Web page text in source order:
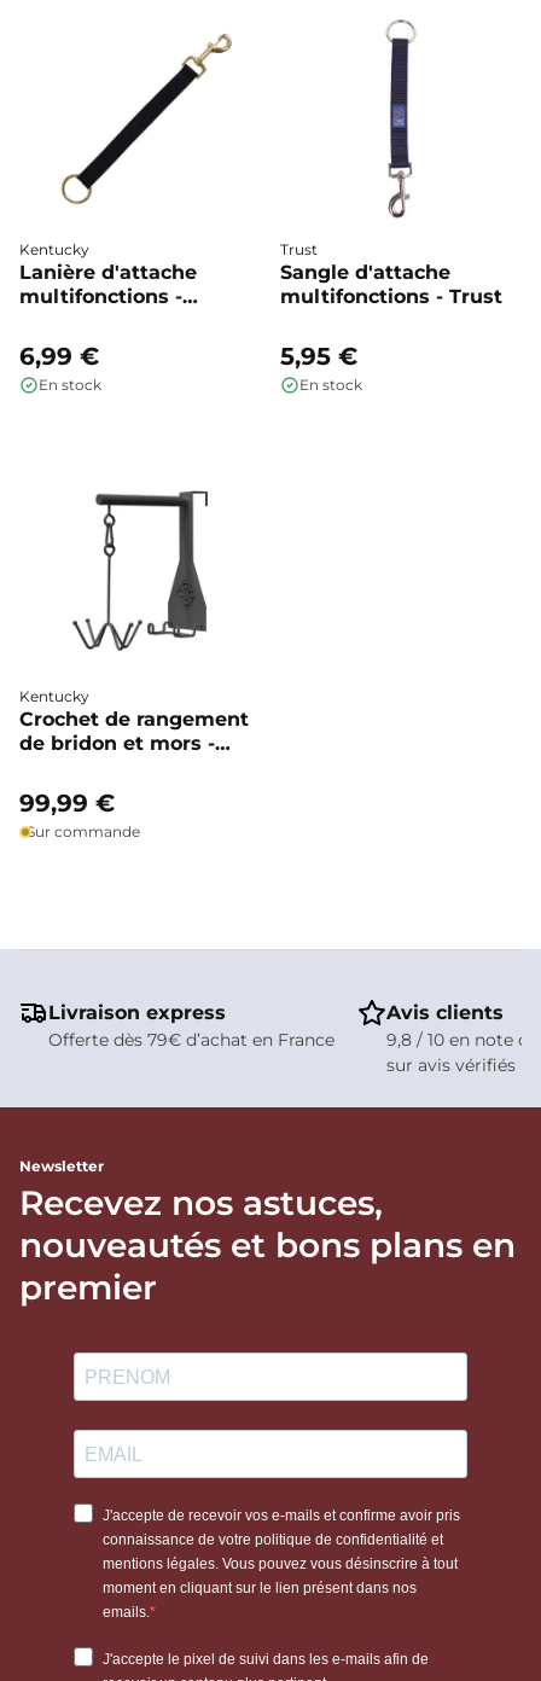
Kentucky
Lanière d'attache
multifonctions -
6,99 €
En stock
Trust
Sangle d'attache
multifonctions - Trust
5,95 €
En stock
Kentucky
Crochet de rangement
de bridon et mors -
99,99 €
Sur commande
Livraison express
Offerte dès 79€ d’achat en France
Avis clients
9,8 / 10 en note
sur avis vérifiés
Newsletter
Recevez nos astuces,
nouveautés et bons plans en
premier